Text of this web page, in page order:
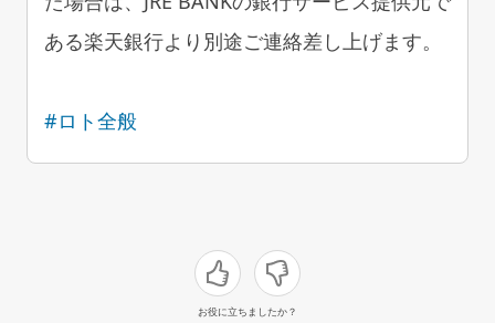
ある楽天銀行より別途ご連絡差し上げます。
#ロト全般
お役に立ちましたか？